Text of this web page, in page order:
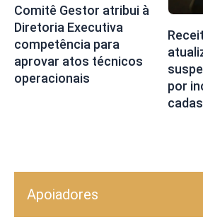
Comitê Gestor atribui à
Diretoria Executiva
competência para
aprovar atos técnicos
operacionais
por
Apoiadores